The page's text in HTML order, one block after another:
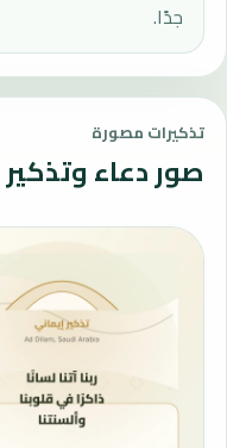
جدًا.
تذكيرات مصورة
صور دعاء